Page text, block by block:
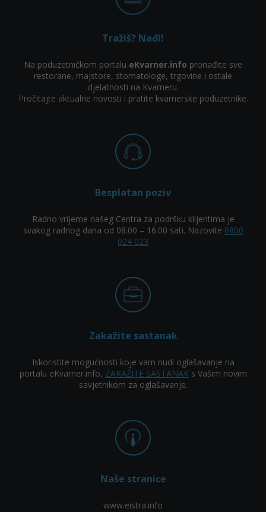
Tražiš? Nađi!
Na poduzetničkom portalu eKvarner.info pronađite sve
restorane, majstore, stomatologe, trgovine i ostale
djelatnosti na Kvarneru.
Pročitajte aktualne novosti i pratite kvarnerske poduzetnike.
Besplatan poziv
Radno vrijeme našeg Centra za podršku klijentima je
svakog radnog dana od 08.00 – 16.00 sati. Nazovite 0800
024 023
Zakažite sastanak
Iskoristite mogućnosti koje vam nudi oglašavanje na
portalu eKvarner.info, ZAKAŽITE SASTANAKs Vašim novim
savjetnikom za oglašavanje.
Naše stranice
www.eistra.info